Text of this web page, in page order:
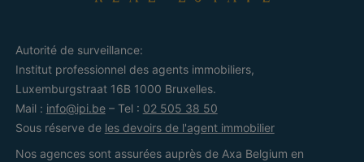
Autorité de surveillance:
Institut professionnel des agents immobiliers,
Luxemburgstraat 16B 1000 Bruxelles.
Mail : info@ipi.be– Tel : 02 505 38 50
Sous réserve de les devoirs de l'agent immobilier
Nos agences sont assurées auprès de Axa Belgium en